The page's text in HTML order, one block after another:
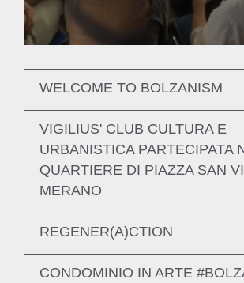
WELCOME TO BOLZANISM
ENTDECKEN SIE MEHR
VIGILIUS' CLUB CULTURA E
URBANISTICA PARTECIPATA
QUARTIERE DI PIAZZA SAN
MERANO
REGENER(A)CTION
CONDOMINIO IN ARTE